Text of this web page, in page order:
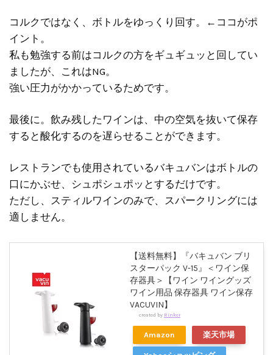
コルクではなく、ボトルをゆっくり回す。←ココがポ
イント。
私も勉強する前はコルクの方をギュギュッと回してい
ましたが、これはNG。
強い圧力がかかっているためです。
最後に。飲み残したワインは、中の空気を抜いて保存
すると酸化するのを遅らせることができます。
レストランでも使用されているバキュバンはボトルの
口にかぶせ、シュポシュポッとするだけです。
ただし、スティルワインのみで、スパークリングには
適しません。
【送料無料】『バキュバン ブリ
スターパック V-15』＜ワイン保
存器具＞【ワイン ワイングッズ
ワイン用品 保存器具 ワイン保存
VACUVIN】
created by Rinker
Amazon 楽天市場